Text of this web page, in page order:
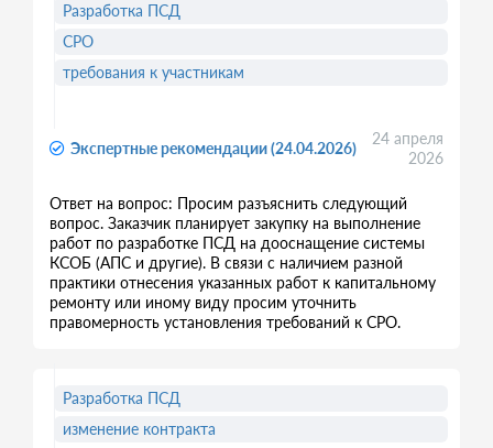
Экспертные рекомендации (24.04.2026)
24 апреля
2026
Ответ на вопрос: Просим разъяснить следующий
вопрос. Заказчик планирует закупку на выполнение
работ по разработке ПСД на дооснащение системы
КСОБ (АПС и другие). В связи с наличием разной
практики отнесения указанных работ к капитальному
ремонту или иному виду просим уточнить
правомерность установления требований к СРО.
Разработка ПСД
СРО
требования к участникам
Разработка ПСД
изменение контракта